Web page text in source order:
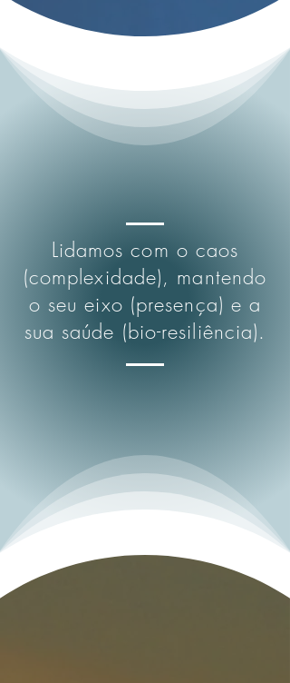
Lidamos com o caos
(complexidade), mantendo
o seu eixo (presença) e a
sua saúde (bio-resiliência).